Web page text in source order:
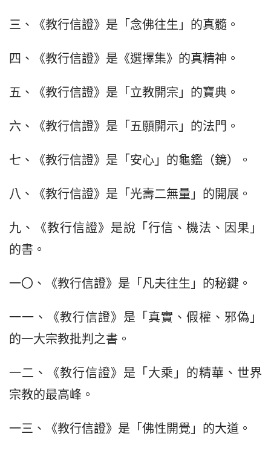
三、《教行信證》是「念佛往生」的真髓。
四、《教行信證》是《選擇集》的真精神。
五、《教行信證》是「立教開宗」的寶典。
六、《教行信證》是「五願開示」的法門。
七、《教行信證》是「安心」的龜鑑（鏡）。
八、《教行信證》是「光壽二無量」的開展。
九、《教行信證》是說「行信、機法、因果」
的書。
一〇、《教行信證》是「凡夫往生」的秘鍵。
一一、《教行信證》是「真實、假權、邪偽」
的一大宗教批判之書。
一二、《教行信證》是「大乘」的精華、世界
宗教的最高峰。
一三、《教行信證》是「佛性開覺」的大道。